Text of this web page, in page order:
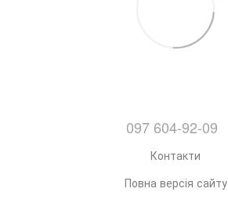
097 604-92-09
Контакти
Повна версія сайту